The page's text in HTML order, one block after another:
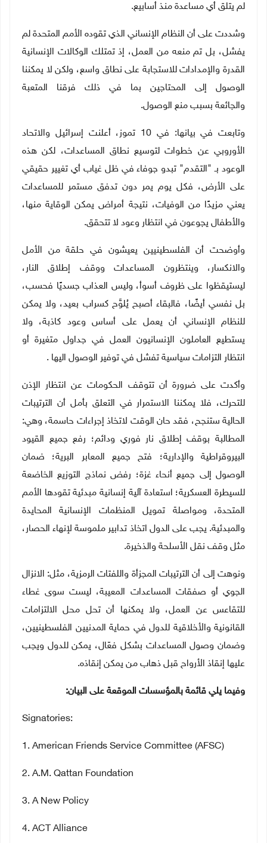
لم يتلق أي مساعدة منذ أسابيع.
وشددت على أن النظام الإنساني الذي تقوده الأمم المتحدة لم
يفشل، بل تم منعه من العمل، إذ تمتلك الوكالات الإنسانية
القدرة والإمدادات للاستجابة على نطاق واسع، ولكن لا يمكننا
الوصول إلى المحتاجين بما في ذلك فرقنا المتعبة
والجائعة بسبب منع الوصول.
وتابعت في بيانها: في 10 تموز، أعلنت إسرائيل والاتحاد
الأوروبي عن خطوات لتوسيع نطاق المساعدات، لكن هذه
الوعود بـ "التقدم" تبدو جوفاء في ظل غياب أي تغيير حقيقي
على الأرض، فكل يوم يمر دون تدفق مستمر للمساعدات
يعني مزيدًا من الوفيات، نتيجة أمراض يمكن الوقاية منها،
والأطفال يجوعون في انتظار وعود لا تتحقق.
وأوضحت أن الفلسطينيين يعيشون في حلقة من الأمل
والانكسار، وينتظرون المساعدات ووقف إطلاق النار،
ليستيقظوا على ظروف أسوأ، وليس العذاب جسديًا فحسب،
بل نفسي أيضًا، فالبقاء أصبح يُلوَّح كسراب بعيد، ولا يمكن
للنظام الإنساني أن يعمل على أساس وعود كاذبة، ولا
يستطيع العاملون الإنسانيون العمل في جداول متغيرة أو
انتظار التزامات سياسية تفشل في توفير الوصول اليها .
وأكدت على ضرورة أن تتوقف الحكومات عن انتظار الإذن
للتحرك، فلا يمكننا الاستمرار في التعلق بأمل أن الترتيبات
الحالية ستنجح، فقد حان الوقت لاتخاذ إجراءات حاسمة، وهي:
المطالبة بوقف إطلاق نار فوري ودائم؛ رفع جميع القيود
البيروقراطية والإدارية؛ فتح جميع المعابر البرية؛ ضمان
الوصول إلى جميع أنحاء غزة؛ رفض نماذج التوزيع الخاضعة
للسيطرة العسكرية؛ استعادة آلية إنسانية مبدئية تقودها الأمم
المتحدة، ومواصلة تمويل المنظمات الإنسانية المحايدة
والمبدئية. يجب على الدول اتخاذ تدابير ملموسة لإنهاء الحصار،
مثل وقف نقل الأسلحة والذخيرة.
ونوهت إلى أن الترتيبات المجزأة واللفتات الرمزية، مثل: الانزال
الجوي أو صفقات المساعدات المعيبة، ليست سوى غطاء
للتقاعس عن العمل، ولا يمكنها أن تحل محل الالتزامات
القانونية والأخلاقية للدول في حماية المدنيين الفلسطينيين،
وضمان وصول المساعدات بشكل فعّال، يمكن للدول ويجب
عليها إنقاذ الأرواح قبل ذهاب من يمكن إنقاذه.
وفيما يلي قائمة بالمؤسسات الموقعة على البيان:
Signatories:
1 . American Friends Service Committee (AFSC)
2. A.M. Qattan Foundation
3. A New Policy
4. ACT Alliance